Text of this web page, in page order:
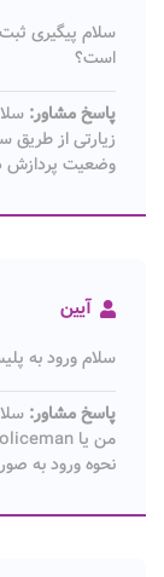
سلام پیگیری
است؟
پاسخ مشاور:
وضعیت پردازش
آیین
سلام ورود به
پاسخ مشاور:
نحوه ورود به